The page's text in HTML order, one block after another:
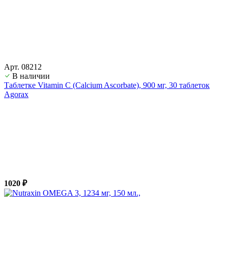
Арт. 08212
В наличии
Таблетке Vitamin C (Calcium Ascorbate), 900 мг, 30 таблеток
Agorax
1020 ₽